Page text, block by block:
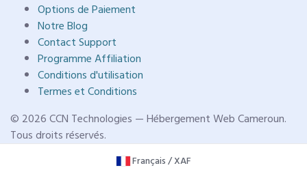
Options de Paiement
Notre Blog
Contact Support
Programme Affiliation
Conditions d'utilisation
Termes et Conditions
© 2026 CCN Technologies — Hébergement Web Cameroun.
Tous droits réservés.
Français / XAF